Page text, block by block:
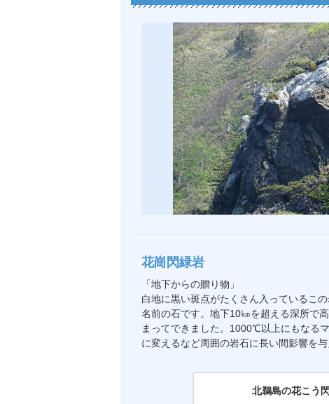
花崗閃緑岩
「地下からの贈り物」
白地に黒い斑点がたくさん入っているこ
名前の石です。地下10㎞を超える深所で
まってできました。1000℃以上にもなる
に変えるなど周囲の岩石に長い間影響を与
北鵜島の花こう